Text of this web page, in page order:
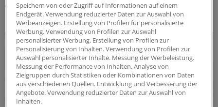
DAS KÖNNTE SIE AUCH INTERESSIEREN
Speichern von oder Zugriff auf Informationen auf einem
Endgerät. Verwendung reduzierter Daten zur Auswahl von
Werbeanzeigen. Erstellung von Profilen für personalisierte
Werbung. Verwendung von Profilen zur Auswahl
personalisierter Werbung. Erstellung von Profilen zur
Personalisierung von Inhalten. Verwendung von Profilen zur
Auswahl personalisierter Inhalte. Messung der Werbeleistung.
Messung der Performance von Inhalten. Analyse von
Zielgruppen durch Statistiken oder Kombinationen von Daten
aus verschiedenen Quellen. Entwicklung und Verbesserung der
Angebote. Verwendung reduzierter Daten zur Auswahl von
Inhalten.